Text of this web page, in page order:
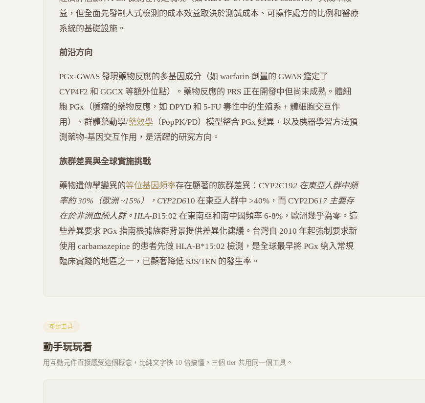
益，但全面先發制人式檢測的成本效益取決於測試成本、可操作處方的比例和醫療
系統的基礎設施。
前沿方向
PGx-GWAS 發現藥物反應的多基因成分（如 warfarin 劑量的 GWAS 鑑定了
CYP4F2 和 GGCX 等額外位點）。藥物反應的 PRS 正在開發中但尚未成熟。體細
胞 PGx（腫瘤的藥物反應，如 DPYD 和 5-FU 毒性中的生殖系 + 體細胞交互作
用）、群體藥動學/藥效學 （PopPK/PD）模型整合 PGx 變異，以及機器學習方法預
測藥物-基因交互作用，是活躍的研究方向。
族群差異與全球實施挑戰
藥物遺傳學變異的等位基因頻率存在顯著的族群差異：CYP2C192 在東亞人群中頻
率約 30%（歐洲 ~15%），CYP2D610 在東亞人群中 >40%，而 CYP2D617 主要存
在於非洲血統人群。HLA-B15:02 在東南亞和南中國頻率 6-8%，歐洲幾乎為零。這
些差異要求 PGx 指南根據族群背景提供差異化建議。台灣自 2010 年起強制要求新
使用 carbamazepine 的患者先做 HLA-B*15:02 檢測，是全球最早將 PGx 納入常規
臨床實踐的地區之一，已顯著降低 SJS/TEN 的發生率。
互動工具
動手玩玩看
用互動元件直接感受這個概念，比純文字快 10 倍搞懂。三個 tier 共用同一個工具。